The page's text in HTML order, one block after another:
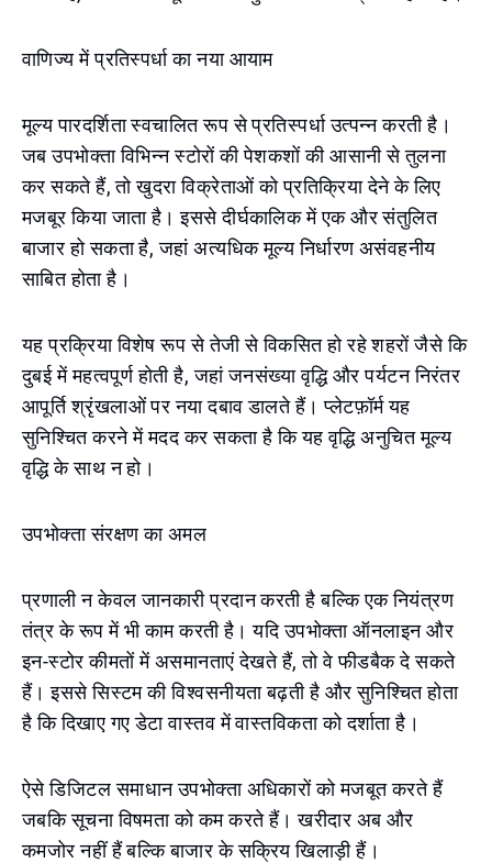
वाणिज्य में प्रतिस्पर्धा का नया आयाम
मूल्य पारदर्शिता स्वचालित रूप से प्रतिस्पर्धा उत्पन्न करती है।
जब उपभोक्ता विभिन्न स्टोरों की पेशकशों की आसानी से तुलना
कर सकते हैं, तो खुदरा विक्रेताओं को प्रतिक्रिया देने के लिए
मजबूर किया जाता है। इससे दीर्घकालिक में एक और संतुलित
बाजार हो सकता है, जहां अत्यधिक मूल्य निर्धारण असंवहनीय
साबित होता है।
यह प्रक्रिया विशेष रूप से तेजी से विकसित हो रहे शहरों जैसे कि
दुबई में महत्वपूर्ण होती है, जहां जनसंख्या वृद्धि और पर्यटन निरंतर
आपूर्ति श्रृंखलाओं पर नया दबाव डालते हैं। प्लेटफ़ॉर्म यह
सुनिश्चित करने में मदद कर सकता है कि यह वृद्धि अनुचित मूल्य
वृद्धि के साथ न हो।
उपभोक्ता संरक्षण का अमल
प्रणाली न केवल जानकारी प्रदान करती है बल्कि एक नियंत्रण
तंत्र के रूप में भी काम करती है। यदि उपभोक्ता ऑनलाइन और
इन-स्टोर कीमतों में असमानताएं देखते हैं, तो वे फीडबैक दे सकते
हैं। इससे सिस्टम की विश्वसनीयता बढ़ती है और सुनिश्चित होता
है कि दिखाए गए डेटा वास्तव में वास्तविकता को दर्शाता है।
ऐसे डिजिटल समाधान उपभोक्ता अधिकारों को मजबूत करते हैं
जबकि सूचना विषमता को कम करते हैं। खरीदार अब और
कमजोर नहीं हैं बल्कि बाजार के सक्रिय खिलाड़ी हैं।